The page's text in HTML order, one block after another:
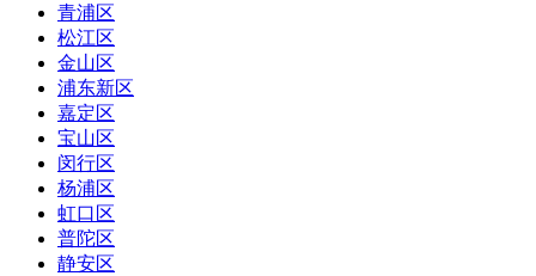
青浦区
松江区
金山区
浦东新区
嘉定区
宝山区
闵行区
杨浦区
虹口区
普陀区
静安区